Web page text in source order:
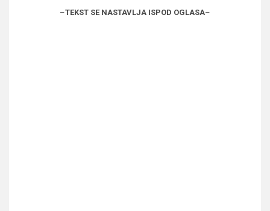
–TEKST SE NASTAVLJA ISPOD OGLASA–